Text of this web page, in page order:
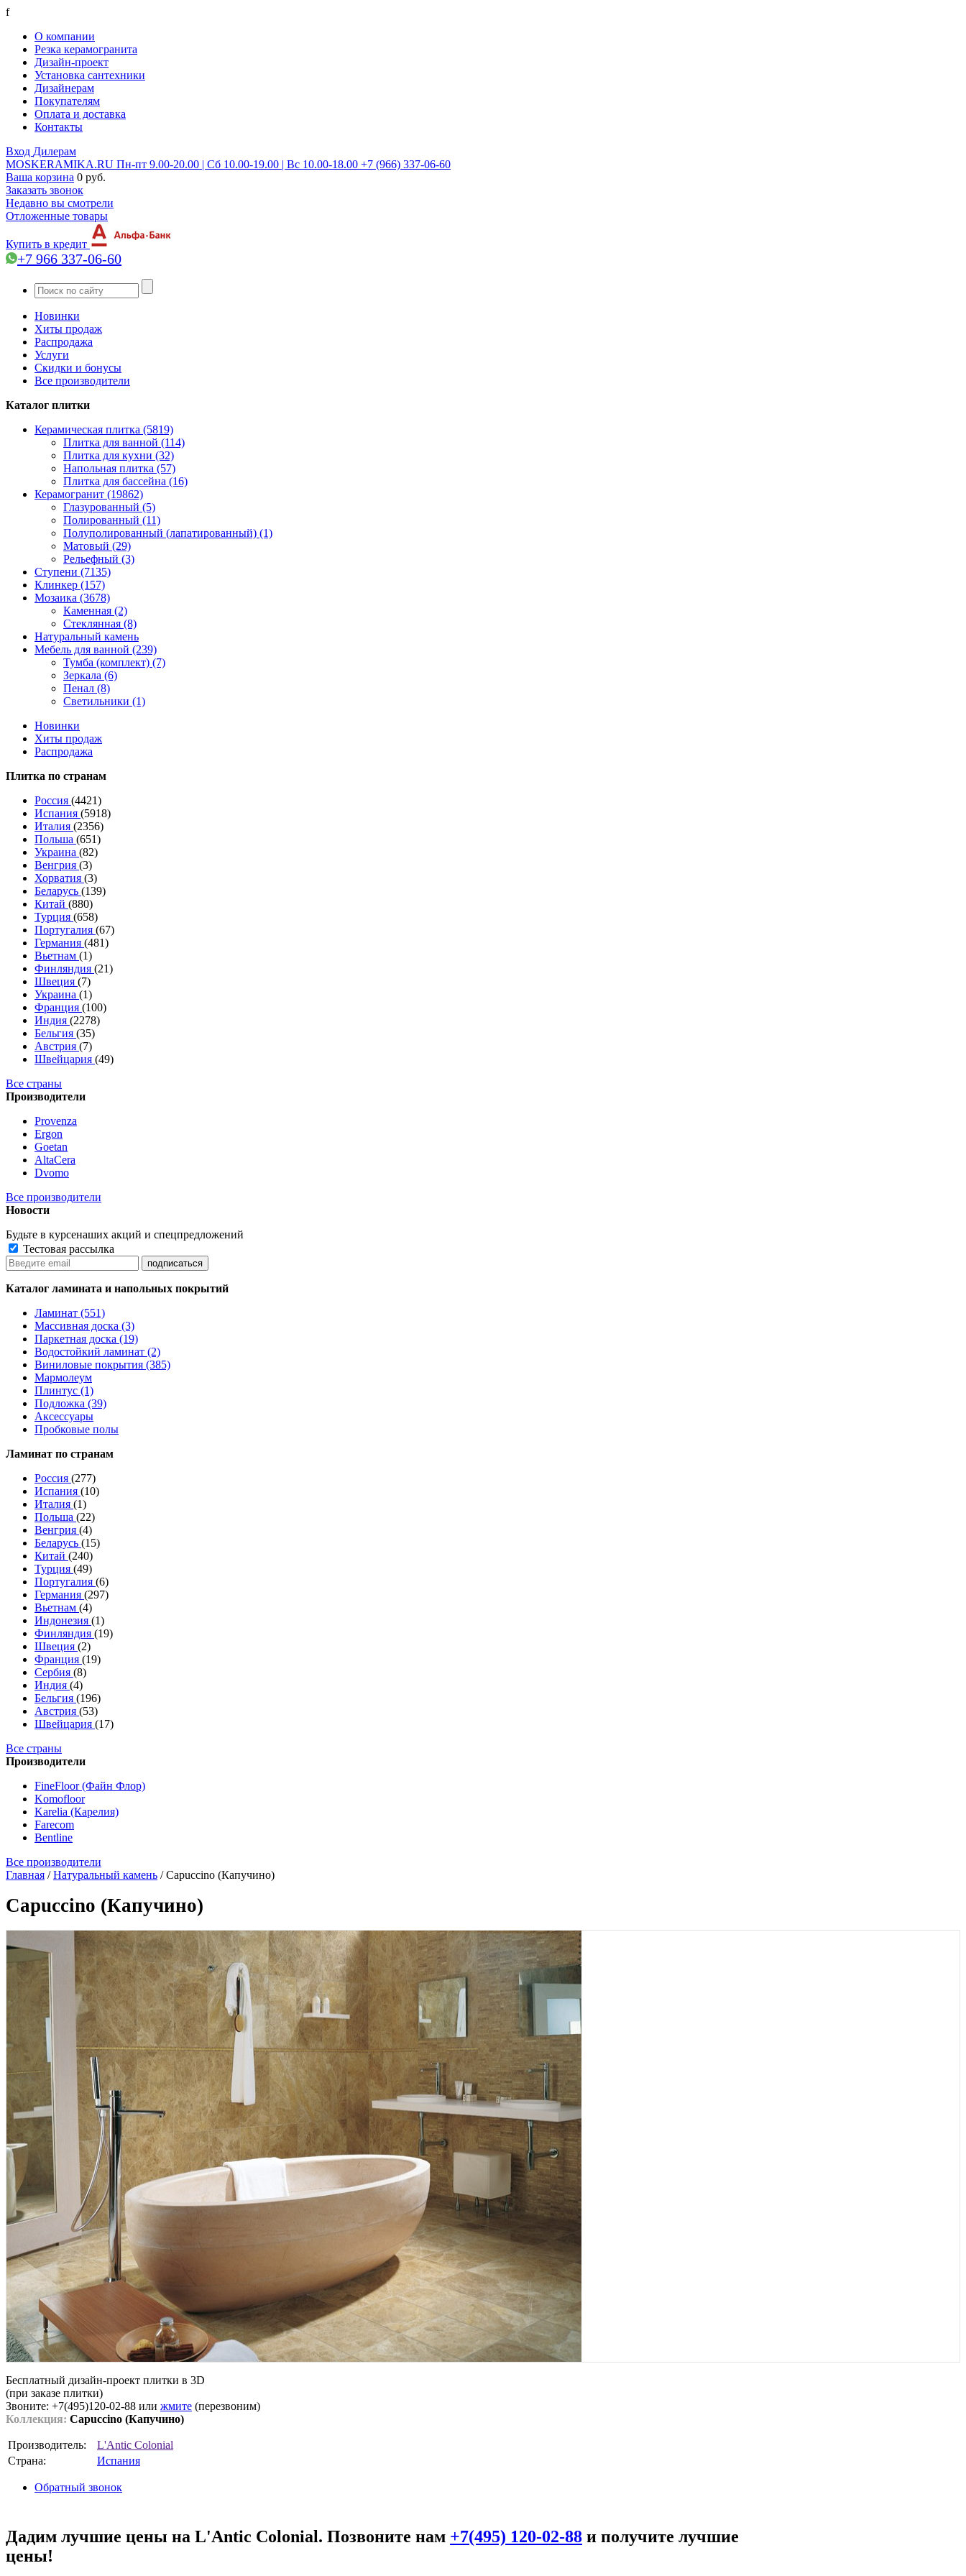
f
О компании
Резка керамогранита
Дизайн-проект
Установка сантехники
Дизайнерам
Покупателям
Оплата и доставка
Контакты
Вход Дилерам
MOSKERAMIKA.RU Пн-пт 9.00-20.00 | Сб 10.00-19.00 | Вс 10.00-18.00 +7 (966) 337-06-60
Ваша корзина 0 руб.
Заказать звонок
Недавно вы смотрели
Отложенные товары
Купить в кредит
+7 966 337-06-60
Новинки
Хиты продаж
Распродажа
Услуги
Скидки и бонусы
Все производители
Каталог плитки
Керамическая плитка (5819)
Плитка для ванной (114)
Плитка для кухни (32)
Напольная плитка (57)
Плитка для бассейна (16)
Керамогранит (19862)
Глазурованный (5)
Полированный (11)
Полуполированный (лапатированный) (1)
Матовый (29)
Рельефный (3)
Ступени (7135)
Клинкер (157)
Мозаика (3678)
Каменная (2)
Стеклянная (8)
Натуральный камень
Мебель для ванной (239)
Тумба (комплект) (7)
Зеркала (6)
Пенал (8)
Светильники (1)
Новинки
Хиты продаж
Распродажа
Плитка по странам
Россия (4421)
Испания (5918)
Италия (2356)
Польша (651)
Украина (82)
Венгрия (3)
Хорватия (3)
Беларусь (139)
Китай (880)
Турция (658)
Португалия (67)
Германия (481)
Вьетнам (1)
Финляндия (21)
Швеция (7)
Украина (1)
Франция (100)
Индия (2278)
Бельгия (35)
Австрия (7)
Швейцария (49)
Все страны
Производители
Provenza
Ergon
Goetan
AltaСera
Dvomo
Все производители
Новости
Будьте в курсенаших акций и спецпредложений
Тестовая рассылка
Каталог ламината и напольных покрытий
Ламинат (551)
Массивная доска (3)
Паркетная доска (19)
Водостойкий ламинат (2)
Виниловые покрытия (385)
Мармолеум
Плинтус (1)
Подложка (39)
Аксессуары
Пробковые полы
Ламинат по странам
Россия (277)
Испания (10)
Италия (1)
Польша (22)
Венгрия (4)
Беларусь (15)
Китай (240)
Турция (49)
Португалия (6)
Германия (297)
Вьетнам (4)
Индонезия (1)
Финляндия (19)
Швеция (2)
Франция (19)
Сербия (8)
Индия (4)
Бельгия (196)
Австрия (53)
Швейцария (17)
Все страны
Производители
FineFloor (Файн Флор)
Komofloor
Karelia (Карелия)
Farecom
Bentline
Все производители
Главная /Натуральный камень /Capuccino (Капучино)
Capuccino (Капучино)
Бесплатный дизайн-проект плитки в 3D
(при заказе плитки)
Звоните: +7(495)120-02-88 или жмите (перезвоним)
Коллекция: Capuccino (Капучино)
Производитель:
L'Antic Colonial
Страна:
Испания
Обратный звонок
Дадим лучшие цены на L'Antic Colonial. Позвоните нам +7(495) 120-02-88 и получите лучшие
цены!